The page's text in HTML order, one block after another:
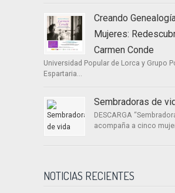
Creando
Mujeres:
Carmen Conde
Universidad Popular de Lorca y Grupo
Espartaria...
Sembradoras de
DESCARGA
acompaña a cinco
NOTICIAS RECIENTES